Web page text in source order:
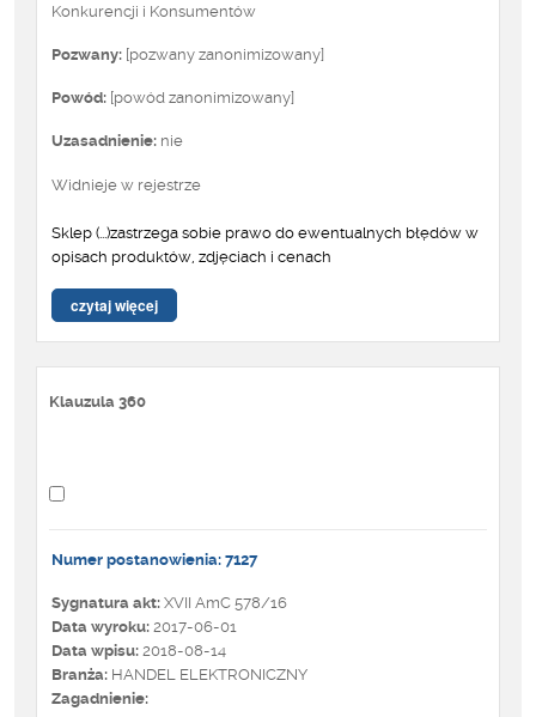
Konkurencji i Konsumentów
Pozwany: [pozwany zanonimizowany]
Powód: [powód zanonimizowany]
Uzasadnienie: nie
Widnieje w rejestrze
Sklep (...)zastrzega sobie prawo do ewentualnych błędów w
opisach produktów, zdjęciach i cenach
czytaj więcej
Klauzula 360
Numer postanowienia: 7127
Sygnatura akt: XVII AmC 578/16
Data wyroku: 2017-06-01
Data wpisu: 2018-08-14
Branża: HANDEL ELEKTRONICZNY
Zagadnienie: